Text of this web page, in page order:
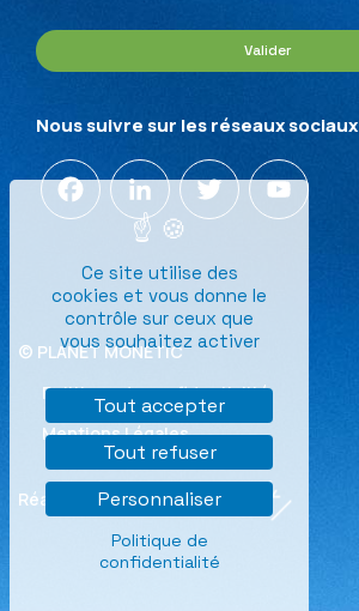
Valider
Nous suivre sur les réseaux sociaux
Facebook LinkedIn Twitter
© PLANET MONETIC
Politique de confidentialité
Mentions Légales
Réalisation
Ce site utilise des
cookies et vous donne le
contrôle sur ceux que
vous souhaitez activer
Tout accepter
Tout refuser
Personnaliser
Politique de
confidentialité